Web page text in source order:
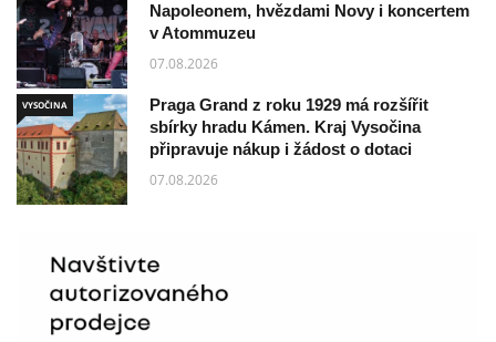
Napoleonem, hvězdami Novy i koncertem
v Atommuzeu
07.08.2026
VYSOČINA
Praga Grand z roku 1929 má rozšířit
sbírky hradu Kámen. Kraj Vysočina
připravuje nákup i žádost o dotaci
07.08.2026